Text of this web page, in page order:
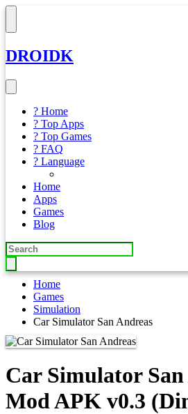
DROIDK
? Home
? Top Apps
? Top Games
? FAQ
? Language
Home
Apps
Games
Blog
Home
Games
Simulation
Car Simulator San Andreas
Car Simulator San
Mod APK v0.3